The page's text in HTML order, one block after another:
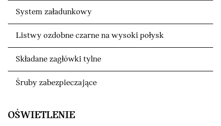
System załadunkowy
Listwy ozdobne czarne na wysoki połysk
Składane zagłówki tylne
Śruby zabezpieczające
OŚWIETLENIE